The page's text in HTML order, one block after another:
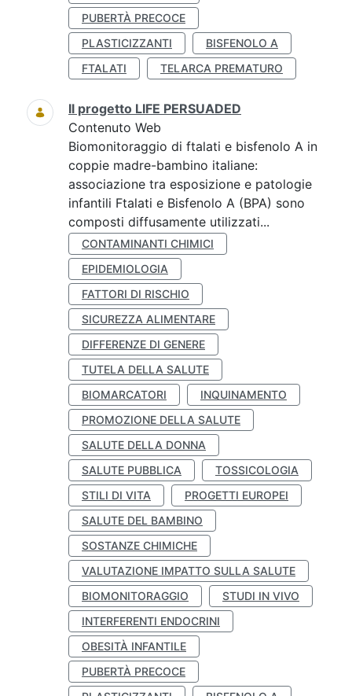
PUBERTÀ PRECOCE
PLASTICIZZANTI
BISFENOLO A
FTALATI
TELARCA PREMATURO
Il progetto LIFE PERSUADED
Contenuto Web
Biomonitoraggio di ftalati e bisfenolo A in
coppie madre-bambino italiane:
associazione tra esposizione e patologie
infantili Ftalati e Bisfenolo A (BPA) sono
composti diffusamente utilizzati...
CONTAMINANTI CHIMICI
EPIDEMIOLOGIA
FATTORI DI RISCHIO
SICUREZZA ALIMENTARE
DIFFERENZE DI GENERE
TUTELA DELLA SALUTE
BIOMARCATORI
INQUINAMENTO
PROMOZIONE DELLA SALUTE
SALUTE DELLA DONNA
SALUTE PUBBLICA
TOSSICOLOGIA
STILI DI VITA
PROGETTI EUROPEI
SALUTE DEL BAMBINO
SOSTANZE CHIMICHE
VALUTAZIONE IMPATTO SULLA SALUTE
BIOMONITORAGGIO
STUDI IN VIVO
INTERFERENTI ENDOCRINI
OBESITÀ INFANTILE
PUBERTÀ PRECOCE